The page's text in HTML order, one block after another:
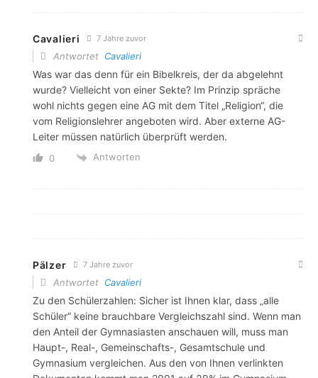
Cavalieri 7 Jahre zuvor
Antwortet Cavalieri
Was war das denn für ein Bibelkreis, der da abgelehnt
wurde? Vielleicht von einer Sekte? Im Prinzip spräche
wohl nichts gegen eine AG mit dem Titel „Religion“, die
vom Religionslehrer angeboten wird. Aber externe AG-
Leiter müssen natürlich überprüft werden.
0 Antworten
Pälzer 7 Jahre zuvor
Antwortet Cavalieri
Zu den Schülerzahlen: Sicher ist Ihnen klar, dass „alle
Schüler“ keine brauchbare Vergleichszahl sind. Wenn man
den Anteil der Gymnasiasten anschauen will, muss man
Haupt-, Real-, Gemeinschafts-, Gesamtschule und
Gymnasium vergleichen. Aus den von Ihnen verlinkten